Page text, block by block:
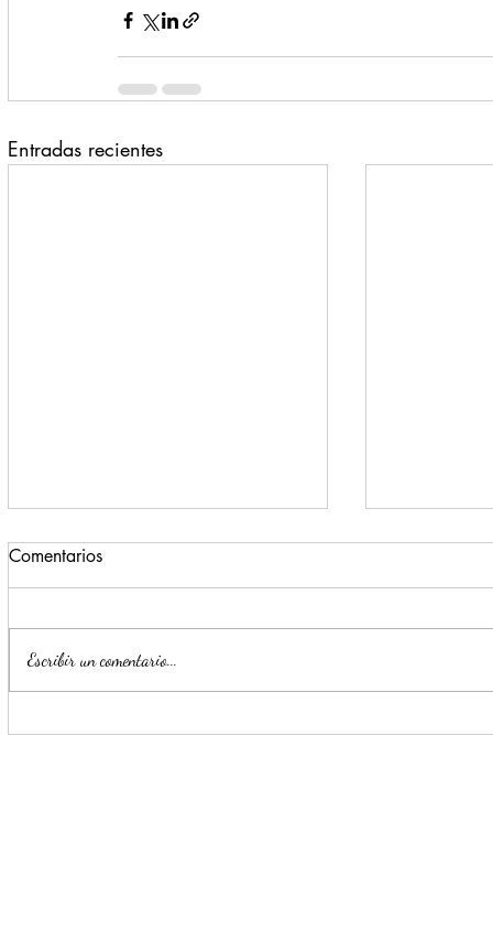
Entradas recientes
Para beneficio de las familias,
Monterrey
Comentarios
Escribir un comentario...